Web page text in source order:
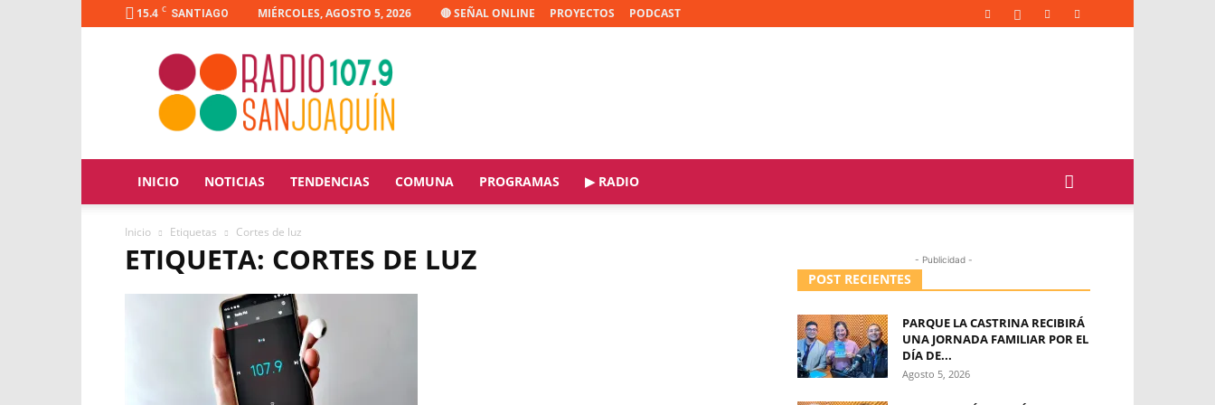
15.4 C SANTIAGO MIÉRCOLES, AGOSTO 5, 2026 🔴 SEÑAL ONLINE PROYECTOS PODCAST
Radio
Joaquín
INICIO NOTICIAS TENDENCIAS COMUNA PROGRAMAS ▶ RADIO
Inicio Etiquetas Cortes de luz
ETIQUETA: CORTES DE LUZ - Publicidad -
POST RECIENTES
PARQUE LA CASTRINA RECIBIRÁ
UNA JORNADA FAMILIAR POR EL
DÍA DE...
Agosto 5, 2026